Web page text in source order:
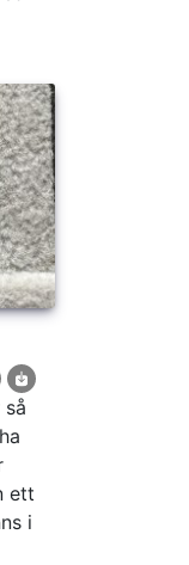
ett
i